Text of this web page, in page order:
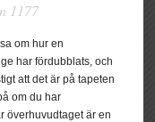
1177
om hur en
har fördubblats, och
att det är på tapeten
om du har
överhuvudtaget är en